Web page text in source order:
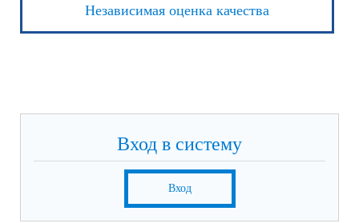
Независимая оценка качества
Вход в систему
Вход